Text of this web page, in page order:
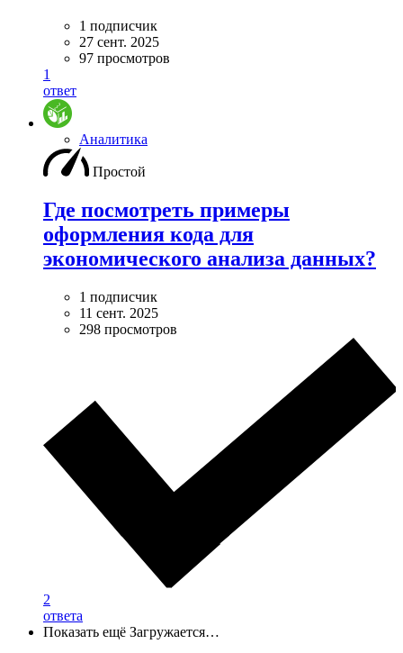
1 подписчик
27 сент. 2025
97 просмотров
1
ответ
Аналитика
Простой
Где посмотреть примеры
оформления кода для
экономического анализа данных?
1 подписчик
11 сент. 2025
298 просмотров
2
ответа
Показать ещё Загружается…